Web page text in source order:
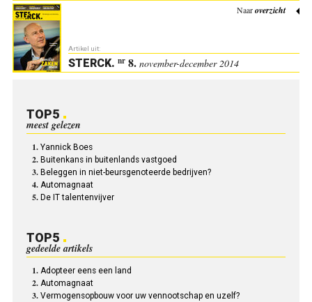
Naaroverzicht
Artikel uit:
STERCK. nr8. november-december 2014
TOP5
meest gelezen
Yannick Boes
Buitenkans in buitenlands vastgoed
Beleggen in niet-beursgenoteerde bedrijven?
Automagnaat
De IT talentenvijver
TOP5
gedeelde artikels
Adopteer eens een land
Automagnaat
Vermogensopbouw voor uw vennootschap en uzelf?